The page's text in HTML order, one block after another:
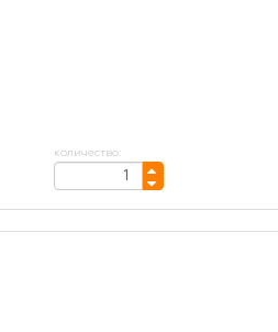
количество: